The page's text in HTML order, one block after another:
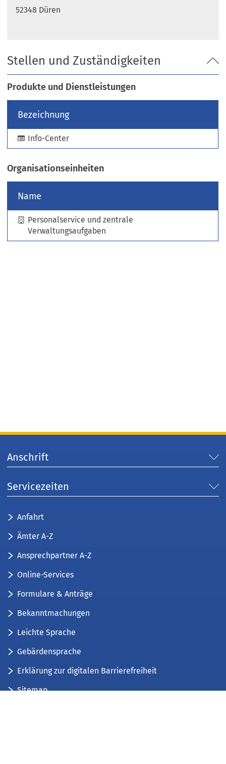
i
e
m
n
e
n
T
a
)
52348 Düren
Stellen und Zuständigkeiten
Produkte und Dienstleistungen
Bezeichnung
Info-Center
Organisationseinheiten
Name
Personalservice und zentrale
Verwaltungsaufgaben
Anschrift
Servicezeiten
Anfahrt
Ämter A-Z
Ansprechpartner A-Z
Online-Services
Formulare & Anträge
Bekanntmachungen
Leichte Sprache
Gebärdensprache
Erklärung zur digitalen Barrierefreiheit
Sitemap